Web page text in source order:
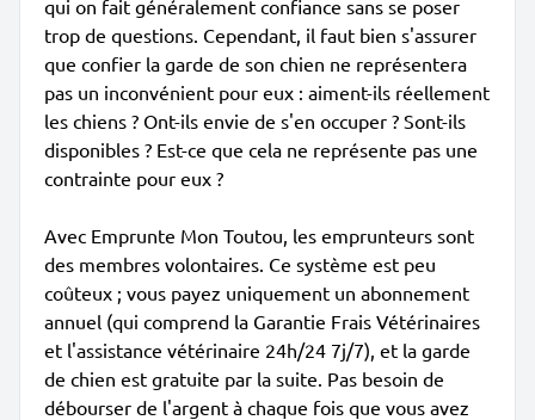
qui on fait généralement confiance sans se poser
trop de questions. Cependant, il faut bien s'assurer
que confier la garde de son chien ne représentera
pas un inconvénient pour eux : aiment-ils réellement
les chiens ? Ont-ils envie de s'en occuper ? Sont-ils
disponibles ? Est-ce que cela ne représente pas une
contrainte pour eux ?
Avec Emprunte Mon Toutou, les emprunteurs sont
des membres volontaires. Ce système est peu
coûteux ; vous payez uniquement un abonnement
annuel (qui comprend la Garantie Frais Vétérinaires
et l'assistance vétérinaire 24h/24 7j/7), et la garde
de chien est gratuite par la suite. Pas besoin de
débourser de l'argent à chaque fois que vous avez